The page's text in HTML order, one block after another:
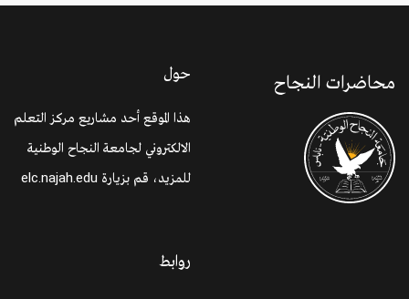
محاضرات النجاح حول
هذا الموقع أحد مشاريع مركز التعلم
الالكتروني لجامعة النجاح الوطنية
للمزيد، قم بزيارة elc.najah.edu
روابط